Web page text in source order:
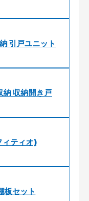
引戸ユニット
収納開き戸
ィティオ)
板セット